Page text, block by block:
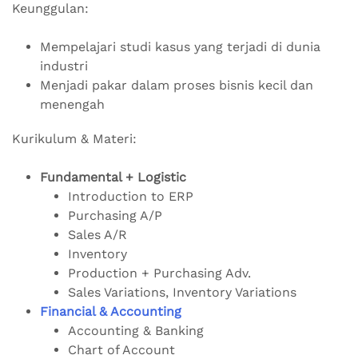
Keunggulan:
Mempelajari studi kasus yang terjadi di dunia
industri
Menjadi pakar dalam proses bisnis kecil dan
menengah
Kurikulum & Materi:
Fundamental + Logistic
Introduction to ERP
Purchasing A/P
Sales A/R
Inventory
Production + Purchasing Adv.
Sales Variations, Inventory Variations
Financial & Accounting
Accounting & Banking
Chart of Account